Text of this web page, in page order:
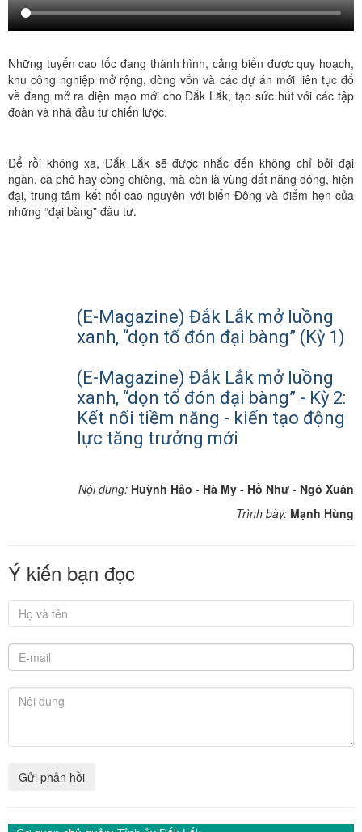
Những tuyến cao tốc đang thành hình, cảng biển được quy hoạch,
khu công nghiệp mở rộng, dòng vốn và các dự án mới liên tục đổ
về đang mở ra diện mạo mới cho Đắk Lắk, tạo sức hút với các tập
đoàn và nhà đầu tư chiến lược.
Để rồi không xa, Đắk Lắk sẽ được nhắc đến không chỉ bởi đại
ngàn, cà phê hay cồng chiêng, mà còn là vùng đất năng động, hiện
đại, trung tâm kết nối cao nguyên với biển Đông và điểm hẹn của
những “đại bàng” đầu tư.
(E-Magazine) Đắk Lắk mở luồng
xanh, “dọn tổ đón đại bàng” (Kỳ 1)
(E-Magazine) Đắk Lắk mở luồng
xanh, “dọn tổ đón đại bàng” - Kỳ 2:
Kết nối tiềm năng - kiến tạo động
lực tăng trưởng mới
Nội dung: Huỳnh Hảo - Hà My - Hồ Như - Ngô Xuân
Trình bày: Mạnh Hùng
Ý kiến bạn đọc